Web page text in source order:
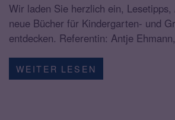
Wir laden Sie herzlich ein, Lesetipps,
neue Bücher für Kindergarten- und
entdecken. Referentin: Antje
WEITER LESEN